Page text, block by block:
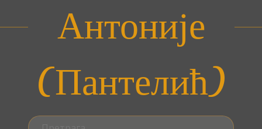
Антоније
(Пантелић)
Претрага